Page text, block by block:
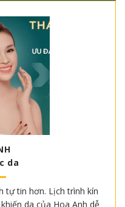
da
tự tin hơn. Lịch trình kín
da của Hoa Anh dễ